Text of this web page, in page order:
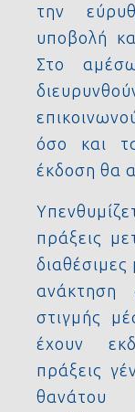
την
υποβολή
Στο
όσο και
έκδοση θα
πράξεις
ανάκτηση
στιγμής
έχουν
πράξεις